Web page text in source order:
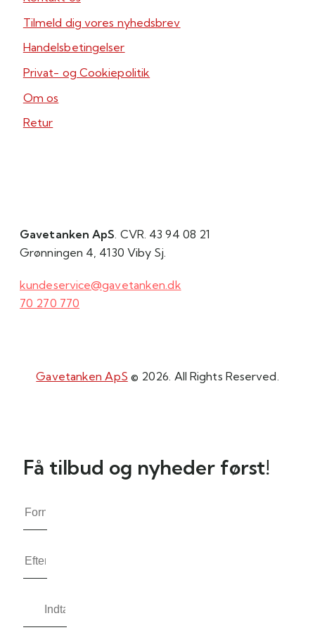
Tilmeld dig vores nyhedsbrev
Handelsbetingelser
Privat- og Cookiepolitik
Om os
Retur
Gavetanken ApS. CVR. 43 94 08 21
Grønningen 4, 4130 Viby Sj.
kundeservice@gavetanken.dk
70 270 770
Gavetanken ApS © 2026. All Rights Reserved.
Få tilbud og nyheder først!